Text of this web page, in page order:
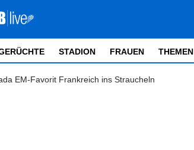
STADION FRAUEN THEMEN
EM-Favorit Frankreich ins Straucheln